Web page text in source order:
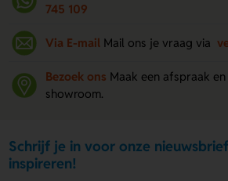
745 109
Via E-mail Mail ons je vraag via
Bezoek ons Maak een afspraak
showroom.
Schrijf je in voor onze
inspireren!